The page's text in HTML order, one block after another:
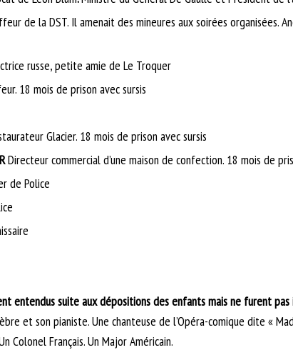
de la DST. Il amenait des mineures aux soirées organisées.
russe, petite amie de Le Troquer
18 mois de prison avec sursis
Glacier. 18 mois de prison avec sursis
Directeur commercial d’une maison de confection. 18 mois de
de Police
entendus suite aux dépositions des enfants mais ne furent pas
et son pianiste. Une chanteuse de l’Opéra-comique dite «
Colonel Français. Un Major Américain.